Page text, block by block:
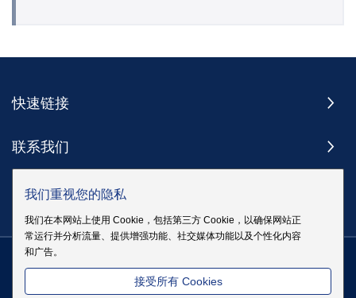
快速链接
联系我们
订阅
版权 @ 伊戈尔电气股份有限公司版权所有| 站点地图 | 隐私政策 粤
我们重视您的隐私
我们在本网站上使用 Cookie，包括第三方 Cookie，以确保网站正
常运行并分析流量、提供增强功能、社交媒体功能以及个性化内容
和广告。
接受所有 Cookies